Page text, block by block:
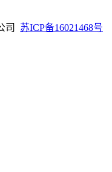
司 苏ICP备16021468号